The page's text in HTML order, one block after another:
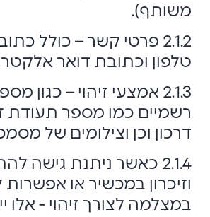
משותף).
2.1.2 פרטי קשר – כולל
טלפון וכתובת דואר
2.1.3 אמצעי זיהוי – כגון
רשמיים כמו מספר תעודת
דרכון וכן וצילומים של
2.1.4 כאשר ניתנת גישה
וזיכרון במכשיר או
במצלמה לצורך זיהוי - אלו